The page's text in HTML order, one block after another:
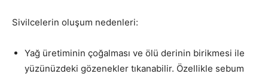
Sivilcelerin oluşum nedenleri:
Yağ üretiminin çoğalması ve ölü derinin birikmesi ile
yüzünüzdeki gözenekler tıkanabilir. Özellikle sebum